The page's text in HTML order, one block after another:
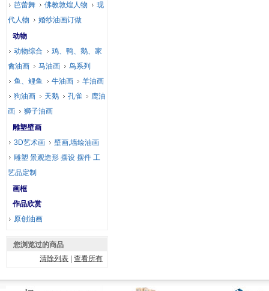
芭蕾舞
佛教敦煌人物
现
代人物
婚纱油画订做
动物
动物综合
鸡、鸭、鹅、家
禽油画
马油画
鸟系列
鱼、鲤鱼
牛油画
羊油画
狗油画
天鹅 孔雀
鹿油
画
狮子油画
雕塑壁画
3D艺术画
壁画,墙绘油画
雕塑 景观造形 摆设 摆件 工
艺品定制
画框
作品欣赏
原创油画
您浏览过的商品
清除列表 |查看所有